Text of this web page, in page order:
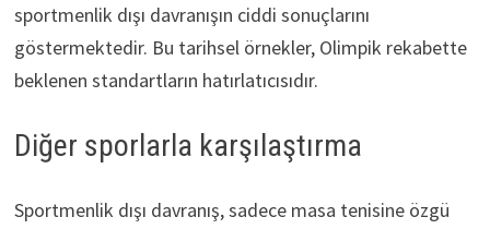
sportmenlik dışı davranışın ciddi sonuçlarını
göstermektedir. Bu tarihsel örnekler, Olimpik rekabette
beklenen standartların hatırlatıcısıdır.
Diğer sporlarla karşılaştırma
Sportmenlik dışı davranış, sadece masa tenisine özgü